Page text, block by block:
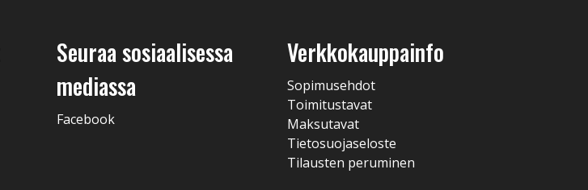
Seuraa sosiaalisessa
mediassa
Facebook
Verkkokauppainfo
Sopimusehdot
Toimitustavat
Maksutavat
Tietosuojaseloste
Tilausten peruminen